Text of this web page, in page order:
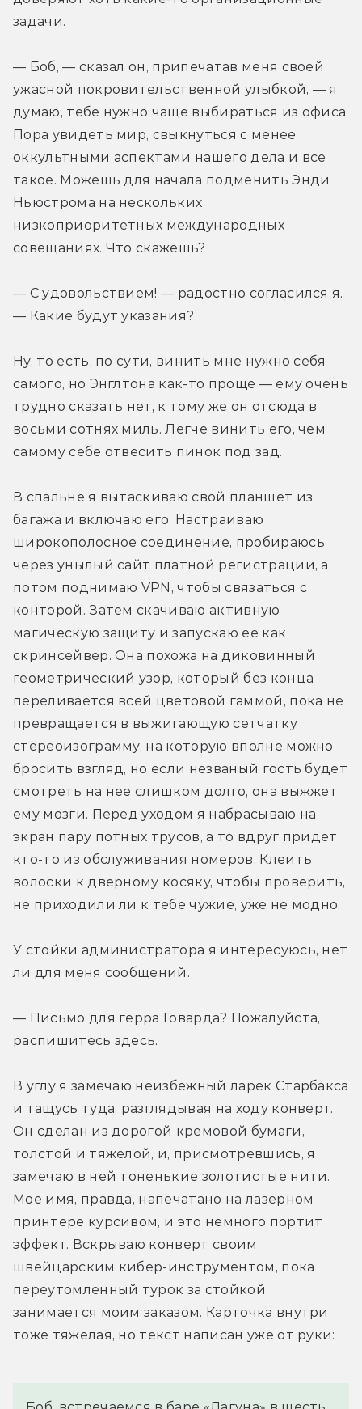
задачи.
— Боб, — сказал он, припечатав меня своей
ужасной покровительственной улыбкой, — я
думаю, тебе нужно чаще выбираться из офиса.
Пора увидеть мир, свыкнуться с менее
оккультными аспектами нашего дела и все
такое. Можешь для начала подменить Энди
Ньюстрома на нескольких
низкоприоритетных международных
совещаниях. Что скажешь?
— С удовольствием! — радостно согласился я.
— Какие будут указания?
Ну, то есть, по сути, винить мне нужно себя
самого, но Энглтона как-то проще — ему очень
трудно сказать нет, к тому же он отсюда в
восьми сотнях миль. Легче винить его, чем
самому себе отвесить пинок под зад.
В спальне я вытаскиваю свой планшет из
багажа и включаю его. Настраиваю
широкополосное соединение, пробираюсь
через унылый сайт платной регистрации, а
потом поднимаю VPN, чтобы связаться с
конторой. Затем скачиваю активную
магическую защиту и запускаю ее как
скринсейвер. Она похожа на диковинный
геометрический узор, который без конца
переливается всей цветовой гаммой, пока не
превращается в выжигающую сетчатку
стереоизограмму, на которую вполне можно
бросить взгляд, но если незваный гость будет
смотреть на нее слишком долго, она выжжет
ему мозги. Перед уходом я набрасываю на
экран пару потных трусов, а то вдруг придет
кто-то из обслуживания номеров. Клеить
волоски к дверному косяку, чтобы проверить,
не приходили ли к тебе чужие, уже не модно.
У стойки администратора я интересуюсь, нет
ли для меня сообщений.
— Письмо для герра Говарда? Пожалуйста,
распишитесь здесь.
В углу я замечаю неизбежный ларек Старбакса
и тащусь туда, разглядывая на ходу конверт.
Он сделан из дорогой кремовой бумаги,
толстой и тяжелой, и, присмотревшись, я
замечаю в ней тоненькие золотистые нити.
Мое имя, правда, напечатано на лазерном
принтере курсивом, и это немного портит
эффект. Вскрываю конверт своим
швейцарским кибер-инструментом, пока
переутомленный турок за стойкой
занимается моим заказом. Карточка внутри
тоже тяжелая, но текст написан уже от руки: